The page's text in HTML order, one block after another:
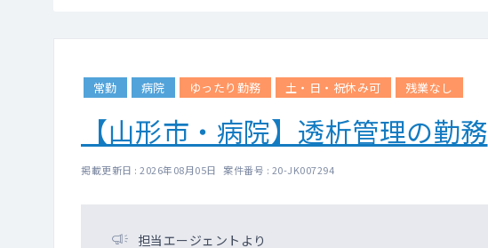
常勤 病院 ゆったり勤務 土・日・祝休み可 残業なし
【山形市・病院】透析管理の勤務
掲載更新日 : 2026年08月05日 案件番号 : 20-JK007294
担当エージェントより